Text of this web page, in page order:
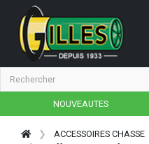
NOUVEAUTES
ACCESSOIRES CHASSE